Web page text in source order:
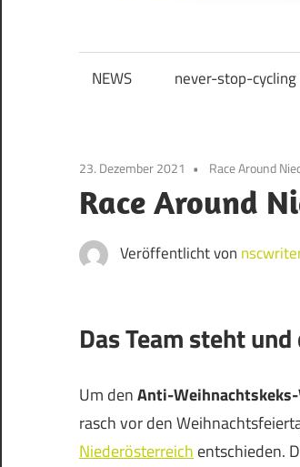
Never
Stop
Blog
NEWS never-stop-
23. Dezember 2021 Race Around
Race Around
Veröffentlicht von
Das Team steht
Um denAnti-
rasch vor den
Niederösterreich entschieden.